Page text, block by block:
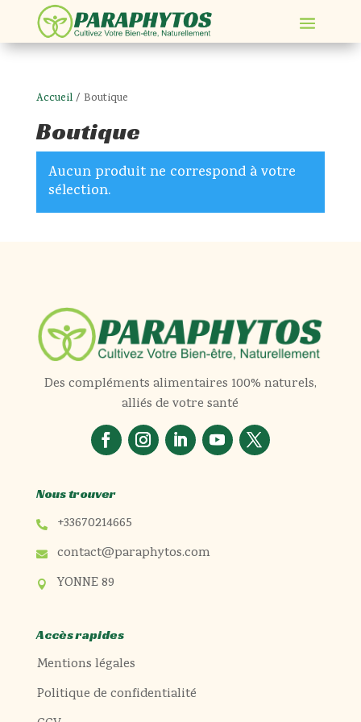
Accueil/ Boutique
Boutique
Aucun produit ne correspond à votre
sélection.
Des compléments alimentaires 100% naturels,
alliés de votre santé
Nous trouver
 +33670214665
 contact@paraphytos.com
 YONNE 89
Accès rapides
Mentions légales
Politique de confidentialité